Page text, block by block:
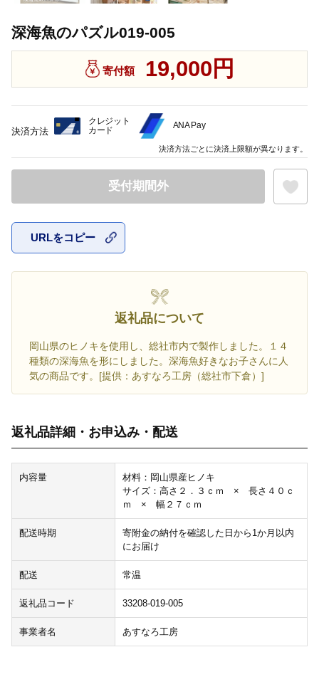
深海魚のパズル019-005
寄付額 19,000円
受付期間外
URLをコピー
返礼品について
岡山県のヒノキを使用し、総社市内で製作しました。１４
種類の深海魚を形にしました。深海魚好きなお子さんに人
気の商品です。[提供：あすなろ工房（総社市下倉）]
返礼品詳細・お申込み・配送
内容量
材料：岡山県産ヒノキ
サイズ：高さ２．３ｃｍ × 長さ４０ｃ
ｍ × 幅２７ｃｍ
配送時期
寄附金の納付を確認した日から1か月以内
にお届け
配送 常温
返礼品コード 33208-019-005
事業者名 あすなろ工房
決済方法
クレジット
カード
ANA Pay
決済方法ごとに決済上限額が異なります。